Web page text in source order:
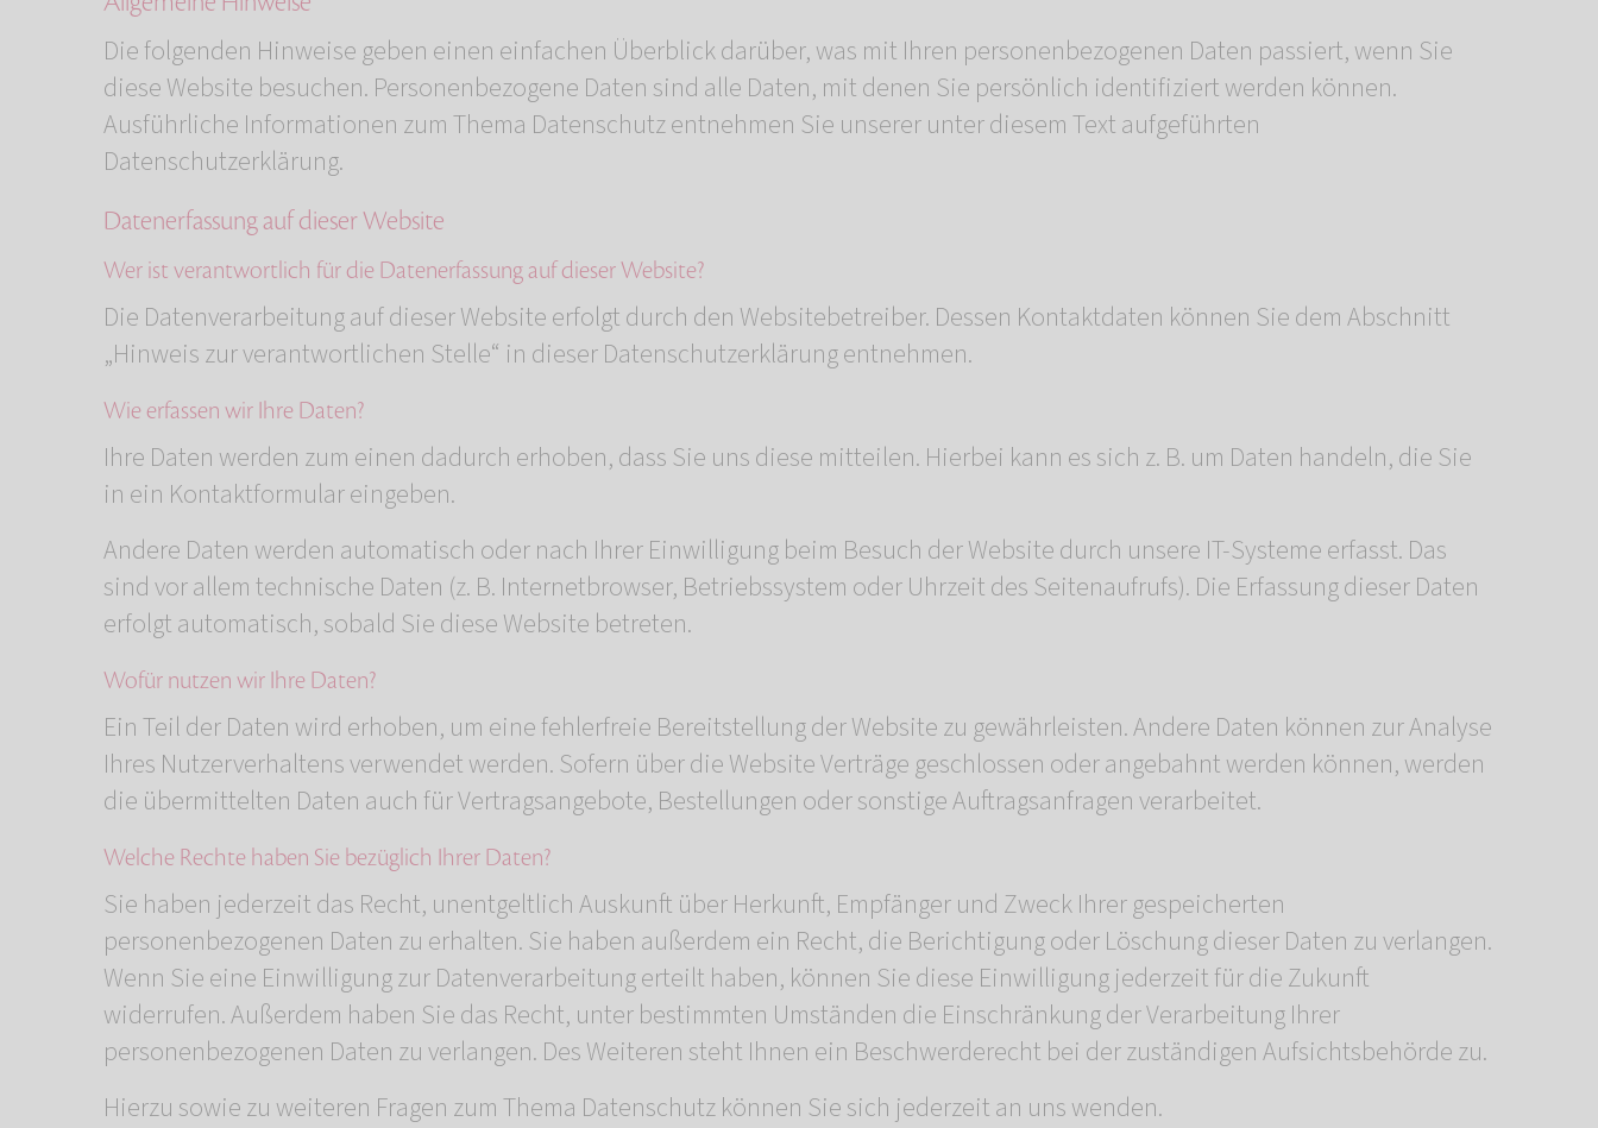
Die folgenden Hinweise geben einen einfachen Überblick darüber, was mit Ihren personenbezogenen Daten passiert, wenn Sie
diese Website besuchen. Personenbezogene Daten sind alle Daten, mit denen Sie persönlich identifiziert werden können.
Ausführliche Informationen zum Thema Datenschutz entnehmen Sie unserer unter diesem Text aufgeführten
Datenschutzerklärung.
Datenerfassung auf dieser Website
Wer ist verantwortlich für die Datenerfassung auf dieser Website?
Die Datenverarbeitung auf dieser Website erfolgt durch den Websitebetreiber. Dessen Kontaktdaten können Sie dem Abschnitt
„Hinweis zur verantwortlichen Stelle“ in dieser Datenschutzerklärung entnehmen.
Wie erfassen wir Ihre Daten?
Ihre Daten werden zum einen dadurch erhoben, dass Sie uns diese mitteilen. Hierbei kann es sich z. B. um Daten handeln, die Sie
in ein Kontaktformular eingeben.
Andere Daten werden automatisch oder nach Ihrer Einwilligung beim Besuch der Website durch unsere IT-Systeme erfasst. Das
sind vor allem technische Daten (z. B. Internetbrowser, Betriebssystem oder Uhrzeit des Seitenaufrufs). Die Erfassung dieser Daten
erfolgt automatisch, sobald Sie diese Website betreten.
Wofür nutzen wir Ihre Daten?
Ein Teil der Daten wird erhoben, um eine fehlerfreie Bereitstellung der Website zu gewährleisten. Andere Daten können zur Analyse
Ihres Nutzerverhaltens verwendet werden. Sofern über die Website Verträge geschlossen oder angebahnt werden können, werden
die übermittelten Daten auch für Vertragsangebote, Bestellungen oder sonstige Auftragsanfragen verarbeitet.
Welche Rechte haben Sie bezüglich Ihrer Daten?
Sie haben jederzeit das Recht, unentgeltlich Auskunft über Herkunft, Empfänger und Zweck Ihrer gespeicherten
personenbezogenen Daten zu erhalten. Sie haben außerdem ein Recht, die Berichtigung oder Löschung dieser Daten zu verlangen.
Wenn Sie eine Einwilligung zur Datenverarbeitung erteilt haben, können Sie diese Einwilligung jederzeit für die Zukunft
widerrufen. Außerdem haben Sie das Recht, unter bestimmten Umständen die Einschränkung der Verarbeitung Ihrer
personenbezogenen Daten zu verlangen. Des Weiteren steht Ihnen ein Beschwerderecht bei der zuständigen Aufsichtsbehörde zu.
Hierzu sowie zu weiteren Fragen zum Thema Datenschutz können Sie sich jederzeit an uns wenden.